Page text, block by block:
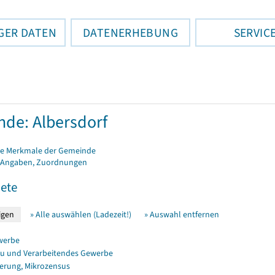
DATEN DATENERHEBUNG
Albersdorf
Merkmale der Gemeinde
Zuordnungen
» Alle auswählen (Ladezeit!) » Auswahl entfernen
und Verarbeitendes Gewerbe
Mikrozensus